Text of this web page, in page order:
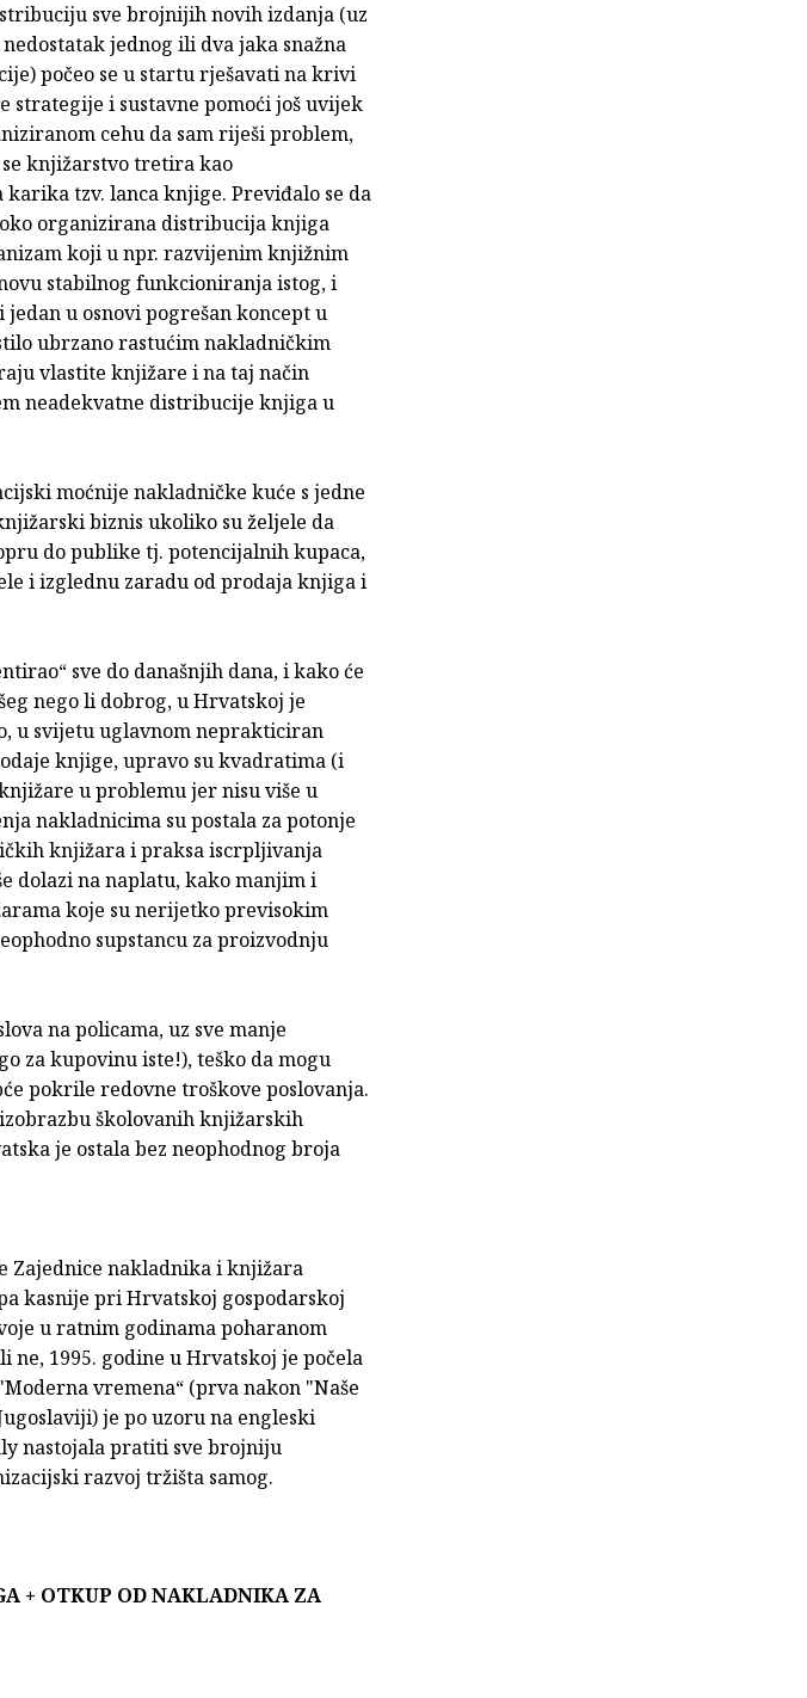
sve brojnijih novih izdanja (uz
jednog ili dva jaka snažna
počeo se u startu rješavati na krivi
strategije i sustavne pomoći još uvijek
cehu da sam riješi problem,
se knjižarstvo tretira kao
tzv. lanca knjige. Previđalo se da
organizirana distribucija knjiga
koji u npr. razvijenim knjižnim
stabilnog funkcioniranja istog, i
jedan u osnovi pogrešan koncept u
ubrzano rastućim nakladničkim
vlastite knjižare i na taj način
neadekvatne distribucije knjiga u
moćnije nakladničke kuće s jedne
biznis ukoliko su željele da
do publike tj. potencijalnih kupaca,
i izglednu zaradu od prodaja knjiga i
sve do današnjih dana, i kako će
nego li dobrog, u Hrvatskoj je
u svijetu uglavnom neprakticiran
knjige, upravo su kvadratima (i
u problemu jer nisu više u
nakladnicima su postala za potonje
knjižara i praksa iscrpljivanja
dolazi na naplatu, kako manjim i
koje su nerijetko previsokim
supstancu za proizvodnju
na policama, uz sve manje
za kupovinu iste!), teško da mogu
pokrile redovne troškove poslovanja.
školovanih knjižarskih
je ostala bez neophodnog broja
Zajednice nakladnika i knjižara
kasnije pri Hrvatskoj gospodarskoj
u ratnim godinama poharanom
1995. godine u Hrvatskoj je počela
vremena“ (prva nakon "Naše
je po uzoru na engleski
nastojala pratiti sve brojniju
razvoj tržišta samog.
+ OTKUP OD NAKLADNIKA ZA